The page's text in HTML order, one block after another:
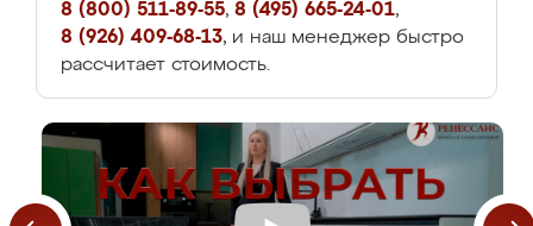
8 (800) 511-89-55, 8 (495) 665-24-01,
8 (926) 409-68-13, и наш менеджер быстро
рассчитает стоимость.